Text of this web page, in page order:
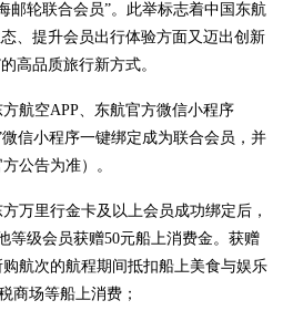
轮联合会员”。此举标志着中国东航
、提升会员出行体验方面又迈出创新
高品质旅行新方式。
航空APP、东航官方微信小程序
信小程序一键绑定成为联合会员，并
公告为准）。
万里行金卡及以上会员成功绑定后，
等级会员获赠50元船上消费金。获赠
航次的航程期间抵扣船上美食与娱乐
商场等船上消费；